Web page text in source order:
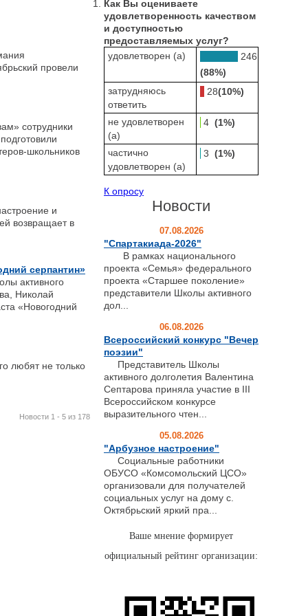
провели
сотрудники
школьников
и
возвращает в
серпантин»
активного
Николай
«Новогодний
любят не только
Новости 1 - 5 из 178
Как Вы оцениваете
удовлетворенность качеством
и доступностью
предоставляемых услуг?
удовлетворен (а)
246
(88%)
затрудняюсь
ответить
28(10%)
не удовлетворен
(а)
4 (1%)
частично
удовлетворен (а)
3 (1%)
К опросу
Новости
07.08.2026
"Спартакиада-2026"
В рамках национального
проекта «Семья» федерального
проекта «Старшее поколение»
представители Школы активного
дол...
06.08.2026
Всероссийский конкурс "Вечер
поэзии"
Представитель Школы
активного долголетия Валентина
Септарова приняла участие в III
Всероссийском конкурсе
выразительного чтен...
05.08.2026
"Арбузное настроение"
Социальные работники
ОБУСО «Комсомольский ЦСО»
организовали для получателей
социальных услуг на дому с.
Октябрьский яркий пра...
Ваше мнение формирует
официальный рейтинг организации: